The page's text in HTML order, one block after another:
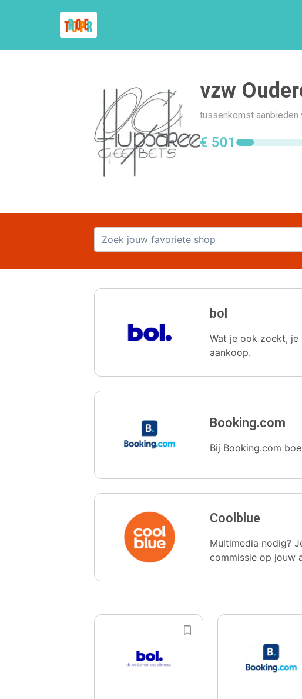
vzw
tussenkomst
€ 501
bol
Wat je ook zoekt,
aankoop.
Booking.com
Bij Booking.com
Coolblue
Multimedia nodig?
commissie op jouw